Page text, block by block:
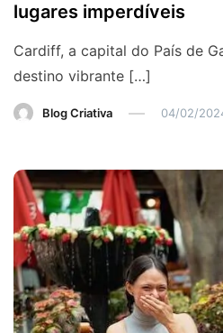
lugares imperdíveis
Cardiff, a capital do País de
destino vibrante […]
Blog Criativa 04/02/